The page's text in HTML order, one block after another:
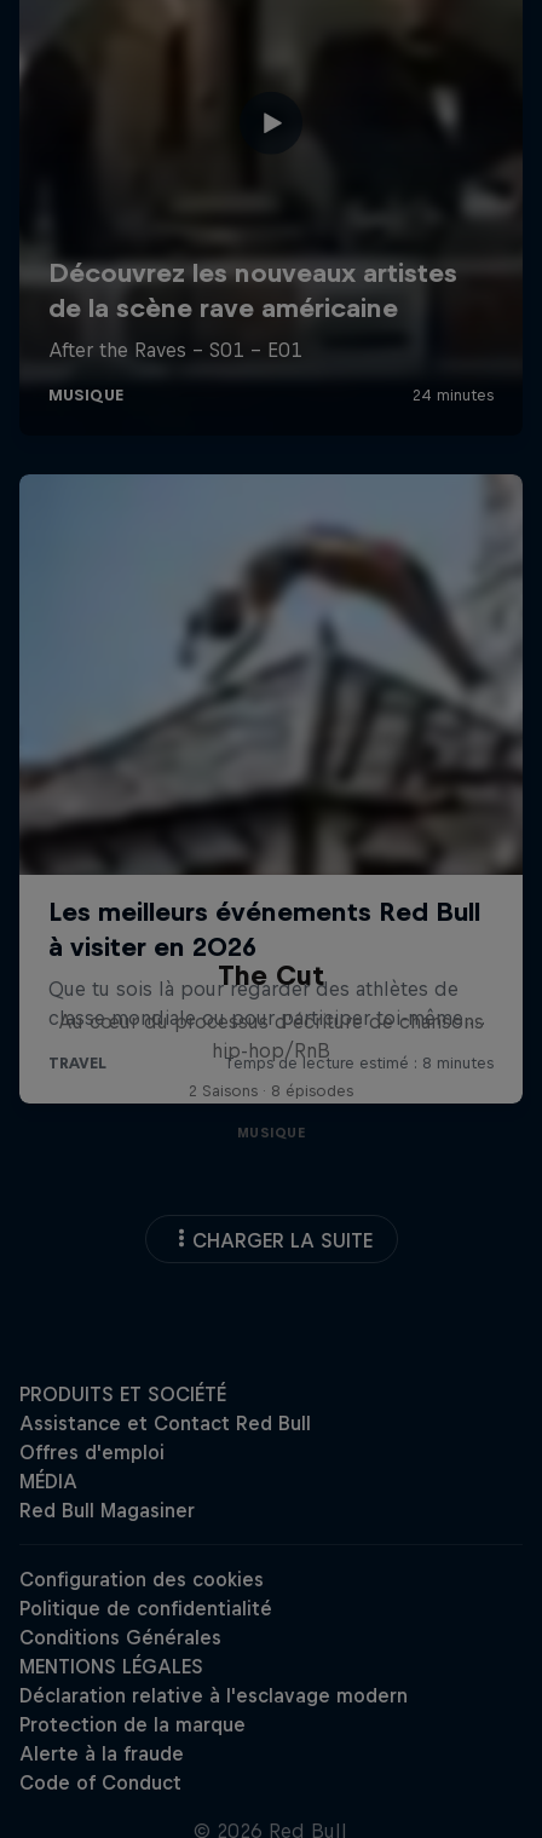
The Cut
Au cœur du processus d’écriture de chansons
hip-hop/RnB
2 Saisons · 8 épisodes
MUSIQUE
CHARGER LA SUITE